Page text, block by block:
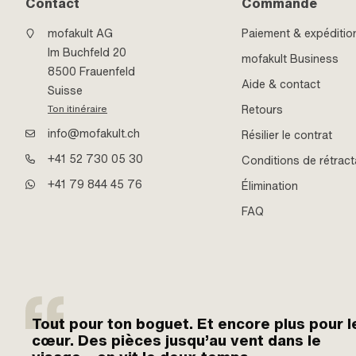
Contact
mofakult AG
Im Buchfeld 20
8500 Frauenfeld
Suisse
Ton itinéraire
info@mofakult.ch
+41 52 730 05 30
+41 79 844 45 76
Commande
Paiement &
mofakult Business
Aide & contact
Retours
Résilier le contrat
Conditions de
Élimination
FAQ
Tout pour ton boguet. Et encore plus pour
cœur. Des pièces jusqu’au vent dans le